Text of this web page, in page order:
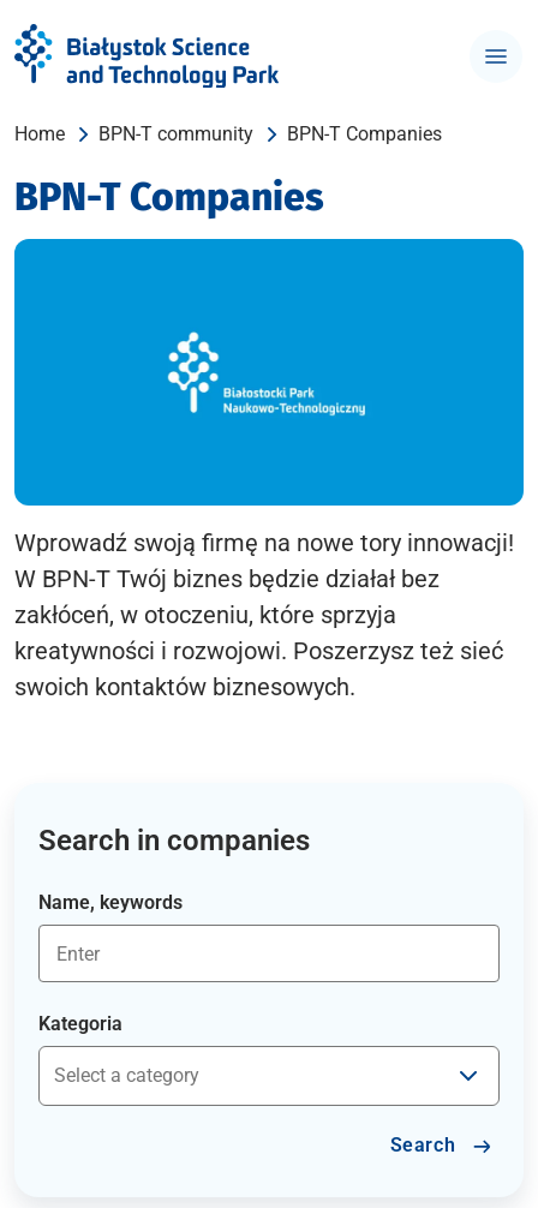
Home BPN-T community BPN-T Companies
BPN-T Companies
Wprowadź swoją firmę na nowe tory innowacji!
W BPN-T Twój biznes będzie działał bez
zakłóceń, w otoczeniu, które sprzyja
kreatywności i rozwojowi. Poszerzysz też sieć
swoich kontaktów biznesowych.
Search in companies
Name, keywords
Kategoria
Search